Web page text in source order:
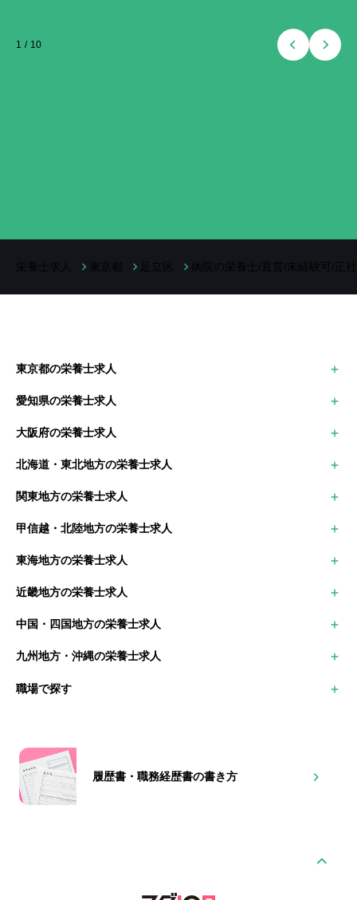
1 / 10
栄養士求人 東京都 足立区 病院の栄養士/直営/未経験可/正
東京都の栄養士求人
大田区
江戸川区
愛知県の栄養士求人
名古屋市中村区
岡崎市
大阪府の栄養士求人
堺市
茨木市
北海道・東北地方の栄養士求人
青森県の栄養士求人
秋田県の栄養士求人
山形県の栄養士求人
関東地方の栄養士求人
神奈川県の栄養士求人
埼玉県の栄養士求人
栃木県の栄養士求人
甲信越・北陸地方の栄養士求人
富山県の栄養士求人
福井県の栄養士求人
長野県の栄養士求人
東海地方の栄養士求人
岐阜県の栄養士求人
静岡県の栄養士求人
近畿地方の栄養士求人
京都府の栄養士求人
滋賀県の栄養士求人
和歌山県の栄養士求人
中国・四国地方の栄養士求人
島根県の栄養士求人
広島県の栄養士求人
愛媛県の栄養士求人
高知県の栄養士求人
九州地方・沖縄の栄養士求人
佐賀県の栄養士求人
宮崎県の栄養士求人
鹿児島県の栄養士求人
沖縄県の栄養士求人
職場で探す
高齢者施設
社員食堂
障害者支援施設
学校
履歴書・職務経歴書の書き方